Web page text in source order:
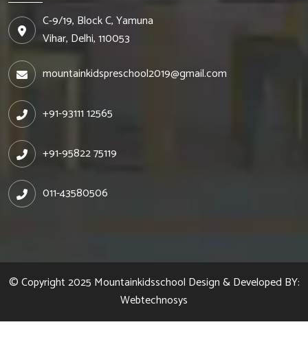
C-9/19, Block C, Yamuna
Vihar, Delhi, 110053
mountainkidspreschool2019@gmail.com
+91-93111 12565
+91-95822 75119
011-43580506
© Copyright 2025 Mountainkidsschool Design & Developed BY:
Webtechnosys